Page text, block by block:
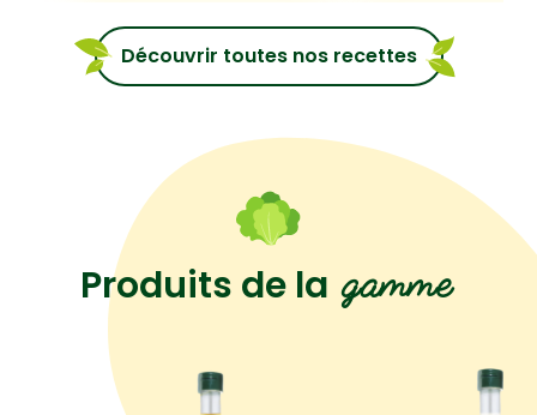
Découvrir toutes nos recettes
Produits de la gamme